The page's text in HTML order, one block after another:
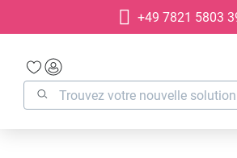
Passer à la navigation
+49 7821 5803